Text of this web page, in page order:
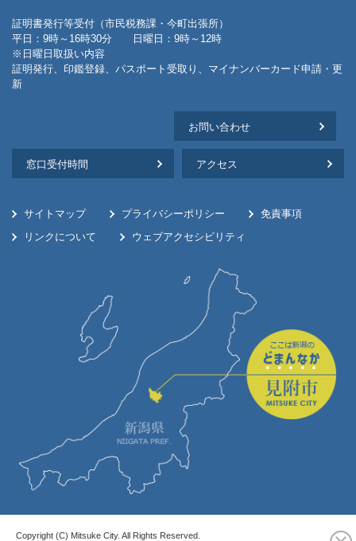
証明書発行等受付（市民税務課・今町出張所）
平日：9時～16時30分 日曜日：9時～12時
※日曜日取扱い内容
証明発行、印鑑登録、パスポート受取り、マイナンバーカード申請・更
新
お問い合わせ
窓口受付時間 アクセス
サイトマップ プライバシーポリシー
免責事項
リンクについて
ウェブアクセシビリティ
Copyright (C) Mitsuke City. All Rights Reserved.